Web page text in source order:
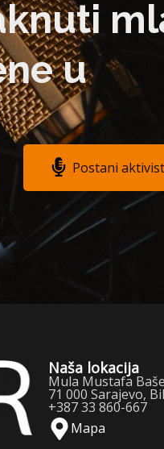
u
Postani
Naša lokacija
Mula Mustafa
71 000 Sarajevo,
+387 33 860-667
Mapa